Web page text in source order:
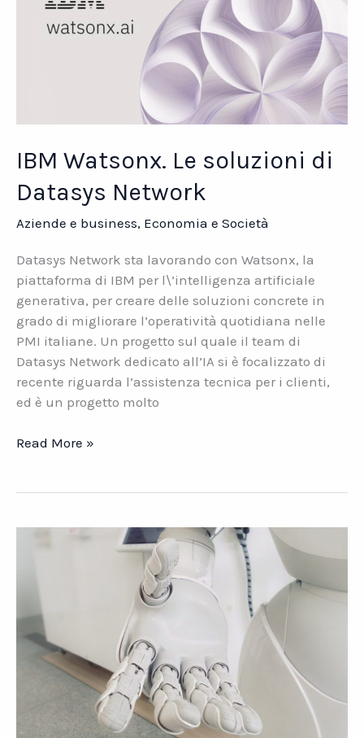
Italia
IBM Watsonx. Le soluzioni di
Datasys Network
Aziende e business, Economia e Società
Datasys Network sta lavorando con Watsonx, la
piattaforma di IBM per l\’intelligenza artificiale
generativa, per creare delle soluzioni concrete in
grado di migliorare l’operatività quotidiana nelle
PMI italiane. Un progetto sul quale il team di
Datasys Network dedicato all’IA si è focalizzato di
recente riguarda l’assistenza tecnica per i clienti,
ed è un progetto molto
IBM
di
Read More »